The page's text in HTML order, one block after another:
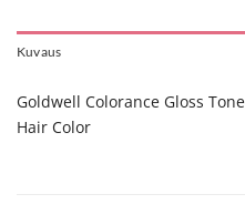
Kuvaus
Goldwell Colorance Gloss
Hair Color